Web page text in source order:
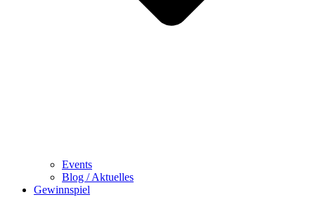
Events
Blog / Aktuelles
Gewinnspiel